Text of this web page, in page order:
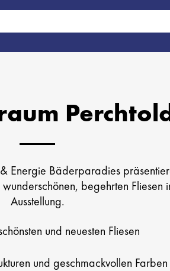
Energie Bäderparadies
begehrten Fliesen
Ausstellung.
und neuesten Fliesen
und geschmackvollen Farben